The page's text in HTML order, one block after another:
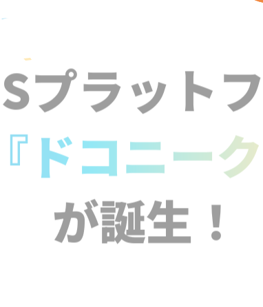
プラット
ドコニーク
が誕生！